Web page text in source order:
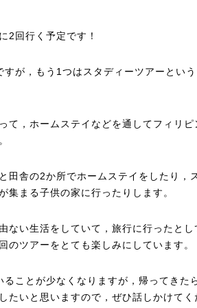
2回行く予定です！
すが，もう1つはスタディーツアーとい
て，ホームステイなどを通してフィリ
田舎の2か所でホームステイをしたり，
集まる子供の家に行ったりします。
ない生活をしていて，旅行に行ったと
のツアーをとても楽しみにしています。
ることが少なくなりますが，帰ってきた
たいと思いますので，ぜひ話しかけて